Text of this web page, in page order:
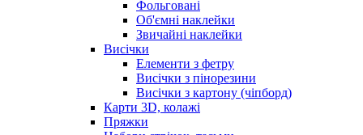
Фольговані
Об'ємні наклейки
Звичайні наклейки
Висічки
Елементи з фетру
Висічки з пінорезини
Висічки з картону (чіпборд)
Карти 3D, колажі
Пряжки